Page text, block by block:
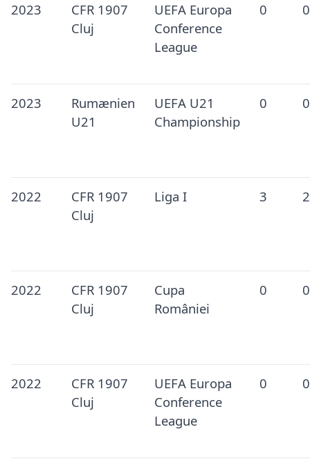
2023
CFR 1907
Cluj
UEFA Europa
Conference
League
0 0
2023
Rumænien
U21
UEFA U21
Championship
0 0
2022
CFR 1907
Cluj
Liga I 3 2
2022
CFR 1907
Cluj
Cupa
României
0 0
2022
CFR 1907
Cluj
UEFA Europa
Conference
League
0 0